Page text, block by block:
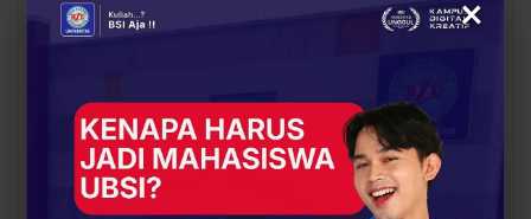
UBSI Buka Call for
Papers ICAISD 2026,
Dorong Riset Teknologi
dan Keamanan Siber…
Siap Kuliah Berkualitas?
UBSI Cengkareng Gelar
Open Booth Spesial
dengan Beasiswa…
×